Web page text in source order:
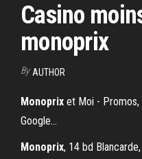
Casino
monoprix
By AUTHOR
Monoprix et Moi - Promos,
Google…
Monoprix, 14 bd